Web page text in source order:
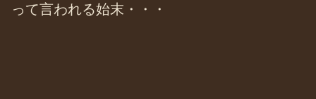
って言われる始末・・・